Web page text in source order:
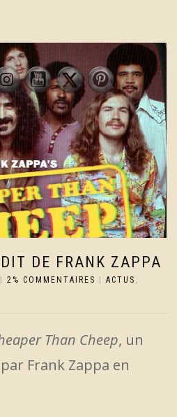
DE FRANK ZAPPA
| 2% COMMENTAIRES | ACTUS
Than Cheep, un
Frank Zappa en